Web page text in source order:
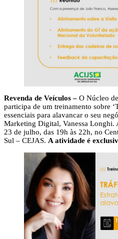
Revenda de Veículos – O Núcleo
participa de um treinamento sobre
essenciais para alavancar o seu
Marketing Digital, Vanessa Longhi.
23 de julho, das 19h às 22h, no
Sul – CEJAS. A atividade é